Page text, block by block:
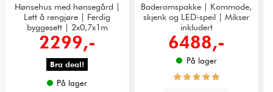
Hønsehus med hønsegård |
Lett å rengjøre | Ferdig
byggesett | 2x0,7x1m
2299,-
Bra deal!
På lager
Baderomspakke | Kommode,
skjenk og LED-speil | Mikser
inkludert
6488,-
På lager